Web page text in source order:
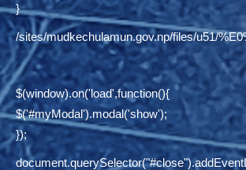
}
/sites/mudkechulamun.gov.np/files/u51/
$(window).on('load',function(){
$('#myModal').modal('show');
});